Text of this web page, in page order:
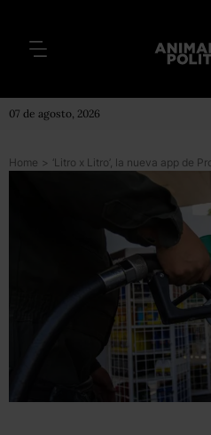
07 de agosto, 2026
Home >